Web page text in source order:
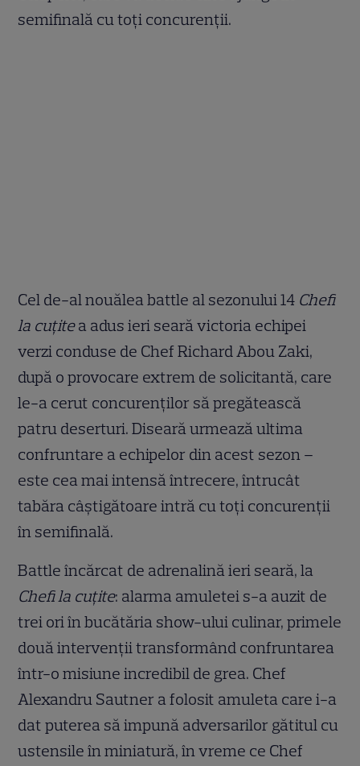
semifinală cu toți concurenții.
Cel de-al nouălea battle al sezonului 14 Chefi
la cuțitea adus ieri seară victoria echipei
verzi conduse de Chef Richard Abou Zaki,
după o provocare extrem de solicitantă, care
le-a cerut concurenților să pregătească
patru deserturi. Diseară urmează ultima
confruntare a echipelor din acest sezon –
este cea mai intensă întrecere, întrucât
tabăra câștigătoare intră cu toți concurenții
în semifinală.
Battle încărcat de adrenalină ieri seară, la
Chefi la cuțite: alarma amuletei s-a auzit de
trei ori în bucătăria show-ului culinar, primele
două intervenții transformând confruntarea
într-o misiune incredibil de grea. Chef
Alexandru Sautner a folosit amuleta care i-a
dat puterea să impună adversarilor gătitul cu
ustensile în miniatură, în vreme ce Chef